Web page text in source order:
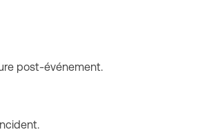
post-événement.